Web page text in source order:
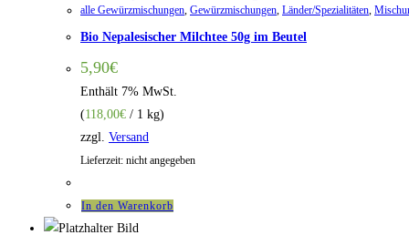
alle Gewürzmischungen Gewürzmischungen Länder/Spezialitäten
Bio Nepalesischer Milchtee 50g im Beutel
5,90€
Enthält 7% MwSt.
(118,00€ / 1 kg)
zzgl. Versand
Lieferzeit: nicht angegeben
In den Warenkorb